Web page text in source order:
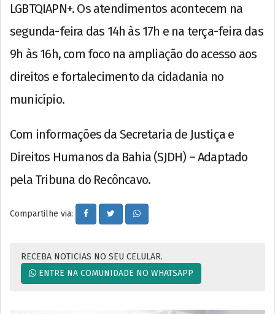
LGBTQIAPN+. Os atendimentos acontecem na
segunda-feira das 14h às 17h e na terça-feira das
9h às 16h, com foco na ampliação do acesso aos
direitos e fortalecimento da cidadania no
município.
Com informações da Secretaria de Justiça e
Direitos Humanos da Bahia (SJDH) – Adaptado
pela Tribuna do Recôncavo.
Compartilhe via:
RECEBA NOTICIAS NO SEU CELULAR.
ENTRE NA COMUNIDADE NO WHATSAPP